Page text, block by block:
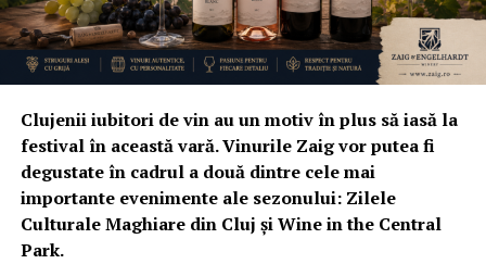
Clujenii iubitori de vin au un motiv în plus să iasă la
festival în această vară. Vinurile Zaig vor putea fi
degustate în cadrul a două dintre cele mai
importante evenimente ale sezonului: Zilele
Culturale Maghiare din Cluj și Wine in the Central
Park.